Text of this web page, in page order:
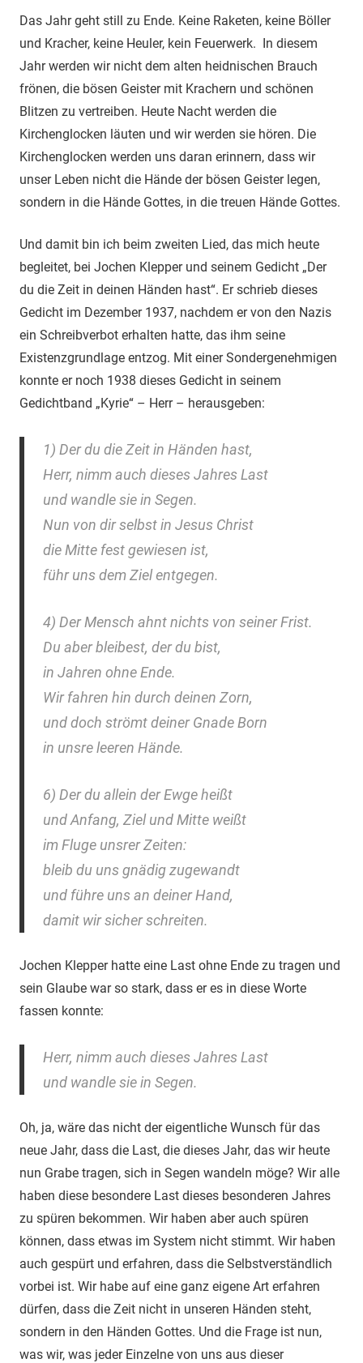
Das Jahr geht still zu Ende. Keine Raketen, keine Böller
und Kracher, keine Heuler, kein Feuerwerk. In diesem
Jahr werden wir nicht dem alten heidnischen Brauch
frönen, die bösen Geister mit Krachern und schönen
Blitzen zu vertreiben. Heute Nacht werden die
Kirchenglocken läuten und wir werden sie hören. Die
Kirchenglocken werden uns daran erinnern, dass wir
unser Leben nicht die Hände der bösen Geister legen,
sondern in die Hände Gottes, in die treuen Hände Gottes.
Und damit bin ich beim zweiten Lied, das mich heute
begleitet, bei Jochen Klepper und seinem Gedicht „Der
du die Zeit in deinen Händen hast“. Er schrieb dieses
Gedicht im Dezember 1937, nachdem er von den Nazis
ein Schreibverbot erhalten hatte, das ihm seine
Existenzgrundlage entzog. Mit einer Sondergenehmigen
konnte er noch 1938 dieses Gedicht in seinem
Gedichtband „Kyrie“ – Herr – herausgeben:
1) Der du die Zeit in Händen hast,
Herr, nimm auch dieses Jahres Last
und wandle sie in Segen.
Nun von dir selbst in Jesus Christ
die Mitte fest gewiesen ist,
führ uns dem Ziel entgegen.
4) Der Mensch ahnt nichts von seiner Frist.
Du aber bleibest, der du bist,
in Jahren ohne Ende.
Wir fahren hin durch deinen Zorn,
und doch strömt deiner Gnade Born
in unsre leeren Hände.
6) Der du allein der Ewge heißt
und Anfang, Ziel und Mitte weißt
im Fluge unsrer Zeiten:
bleib du uns gnädig zugewandt
und führe uns an deiner Hand,
damit wir sicher schreiten.
Jochen Klepper hatte eine Last ohne Ende zu tragen und
sein Glaube war so stark, dass er es in diese Worte
fassen konnte:
Herr, nimm auch dieses Jahres Last
und wandle sie in Segen.
Oh, ja, wäre das nicht der eigentliche Wunsch für das
neue Jahr, dass die Last, die dieses Jahr, das wir heute
nun Grabe tragen, sich in Segen wandeln möge? Wir alle
haben diese besondere Last dieses besonderen Jahres
zu spüren bekommen. Wir haben aber auch spüren
können, dass etwas im System nicht stimmt. Wir haben
auch gespürt und erfahren, dass die Selbstverständlich
vorbei ist. Wir habe auf eine ganz eigene Art erfahren
dürfen, dass die Zeit nicht in unseren Händen steht,
sondern in den Händen Gottes. Und die Frage ist nun,
was wir, was jeder Einzelne von uns aus dieser